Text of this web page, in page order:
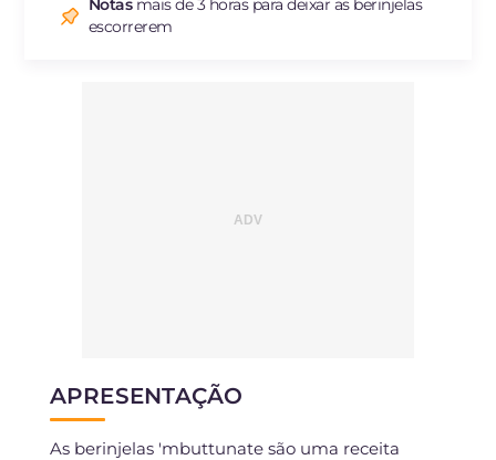
Sódio
Notasmais de 3 horas para deixar as berinjelas
escorrerem
APRESENTAÇÃO
As berinjelas 'mbuttunate são uma receita